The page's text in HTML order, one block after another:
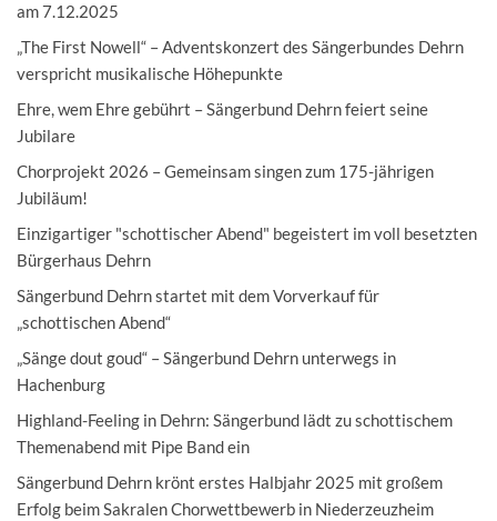
am 7.12.2025
„The First Nowell“ – Adventskonzert des Sängerbundes Dehrn
verspricht musikalische Höhepunkte
Ehre, wem Ehre gebührt – Sängerbund Dehrn feiert seine
Jubilare
Chorprojekt 2026 – Gemeinsam singen zum 175-jährigen
Jubiläum!
Einzigartiger "schottischer Abend" begeistert im voll besetzten
Bürgerhaus Dehrn
Sängerbund Dehrn startet mit dem Vorverkauf für
„schottischen Abend“
„Sänge dout goud“ – Sängerbund Dehrn unterwegs in
Hachenburg
Highland-Feeling in Dehrn: Sängerbund lädt zu schottischem
Themenabend mit Pipe Band ein
Sängerbund Dehrn krönt erstes Halbjahr 2025 mit großem
Erfolg beim Sakralen Chorwettbewerb in Niederzeuzheim